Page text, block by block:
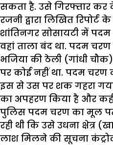
सकता है. उसे गिरफ्तार कर
रजनी द्वारा लिखित
शांतिनगर सोसायटी में
वहां ताला बंद था. पदम
भजिया की ठेली (गांधी
पर कोई नहीं था. पदम चरण
इस से उस पर शक गहरा
का अपहरण किया है और
पुलिस पदम चरण का मूल
रही थी कि उसे उधना क्षेत्र
लाश मिलने की सूचना